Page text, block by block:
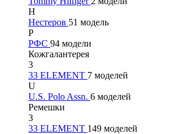
Н
Нестеров 51 модель
Р
РФС 94 модели
Кожгалантерея
3
33 ELEMENT 7 моделей
U
U.S. Polo Assn. 6 моделей
Ремешки
3
33 ELEMENT 149 моделей